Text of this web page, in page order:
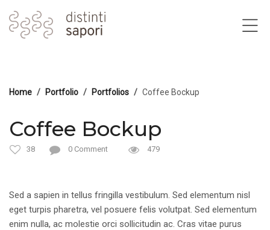
Home Portfolio Portfolios Coffee Bockup
Coffee Bockup
38 0 Comment 479
Sed a sapien in tellus fringilla vestibulum. Sed elementum nisl
eget turpis pharetra, vel posuere felis volutpat. Sed elementum
enim nulla, ac molestie orci sollicitudin ac. Cras vitae purus